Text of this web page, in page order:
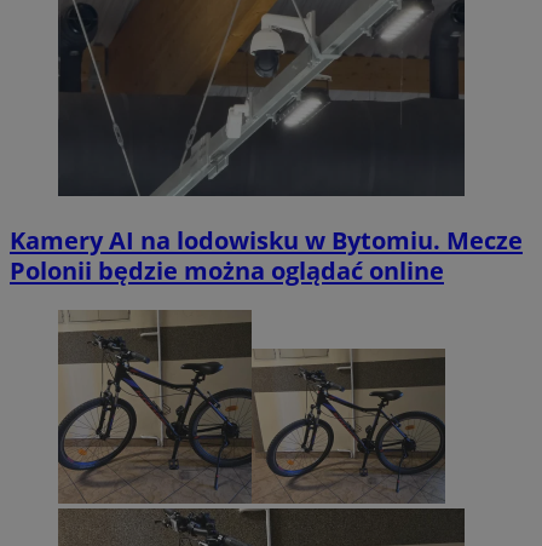
Kamery AI na lodowisku w Bytomiu. Mecze
Polonii będzie można oglądać online